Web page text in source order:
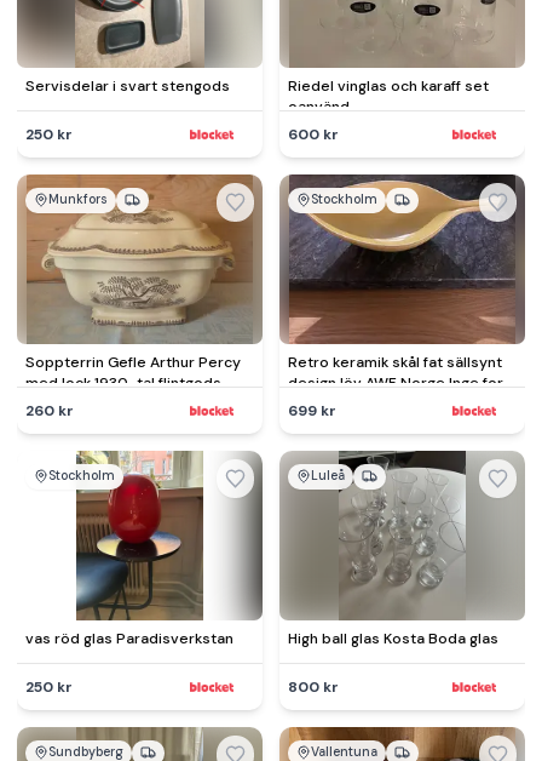
Servisdelar i svart stengods
250 kr
Riedel vinglas och karaff set
oanvänd
600 kr
Munkfors
Soppterrin Gefle Arthur Percy
med lock 1930-tal flintgods
260 kr
Stockholm
Retro keramik skål fat sällsynt
design löv AWF Norge Inge forø
50-tal
699 kr
Stockholm
vas röd glas Paradisverkstan
250 kr
Luleå
High ball glas Kosta Boda glas
800 kr
Sundbyberg Vallentuna